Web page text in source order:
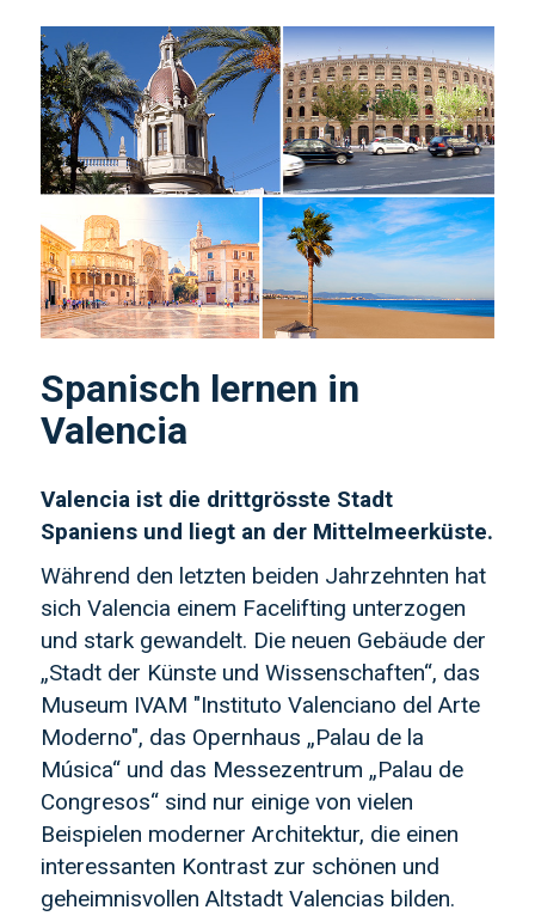
Spanisch lernen in
Valencia
Valencia ist die drittgrösste Stadt
Spaniens und liegt an der Mittelmeerküste.
Während den letzten beiden Jahrzehnten hat
sich Valencia einem Facelifting unterzogen
und stark gewandelt. Die neuen Gebäude der
„Stadt der Künste und Wissenschaften“, das
Museum IVAM "Instituto Valenciano del Arte
Moderno", das Opernhaus „Palau de la
Música“ und das Messezentrum „Palau de
Congresos“ sind nur einige von vielen
Beispielen moderner Architektur, die einen
interessanten Kontrast zur schönen und
geheimnisvollen Altstadt Valencias bilden.